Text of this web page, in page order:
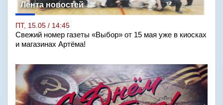
Лента новостей
ПТ, 15.05 / 14:45
Свежий номер газеты «Выбор» от 15 мая уже в киосках
и магазинах Артёма!